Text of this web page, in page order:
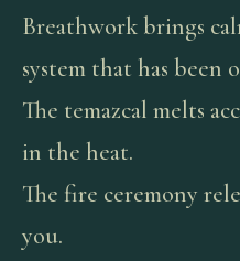
Breathwork brings
system that has been
The temazcal melts
in the heat.
The fire ceremony
you.